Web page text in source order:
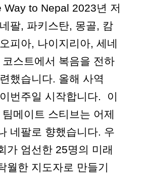
Way to Nepal 2023년 저
팔, 파키스탄, 몽골, 캄
피아, 나이지리아, 세네
스트에서 복음을 전하
했습니다. 올해 사역
번주일 시작합니다. 이
메이트 스티브는 어제
네팔로 향했습니다. 우
가 엄선한 25명의 미래
월한 지도자로 만들기